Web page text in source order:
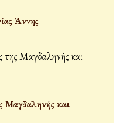
Άννης
Μαγδαληνής και